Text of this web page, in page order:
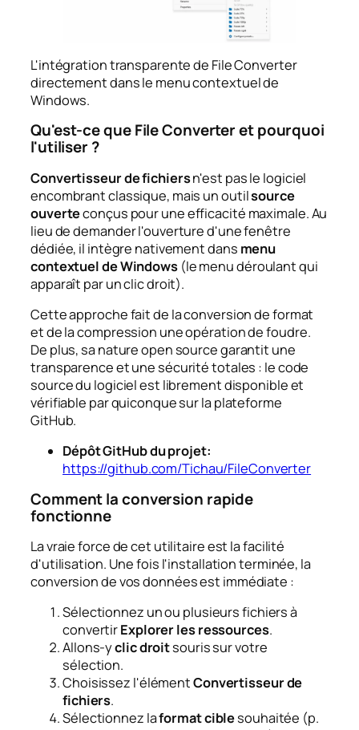
L'intégration transparente de File Converter
directement dans le menu contextuel de
Windows.
Qu'est-ce que File Converter et pourquoi
l'utiliser ?
Convertisseur de fichiersn'est pas le logiciel
encombrant classique, mais un outilsource
ouverteconçus pour une efficacité maximale. Au
lieu de demander l'ouverture d'une fenêtre
dédiée, il intègre nativement dans menu
contextuel de Windows(le menu déroulant qui
apparaît par un clic droit).
Cette approche fait de la conversion de format
et de la compression une opération de foudre.
De plus, sa nature open source garantit une
transparence et une sécurité totales : le code
source du logiciel est librement disponible et
vérifiable par quiconque sur la plateforme
GitHub.
Dépôt GitHub du projet:
https://github.com/Tichau/FileConverter
Comment la conversion rapide
fonctionne
La vraie force de cet utilitaire est la facilité
d'utilisation. Une fois l'installation terminée, la
conversion de vos données est immédiate :
Sélectionnez un ou plusieurs fichiers à
convertirExplorer les ressources.
Allons-yclic droitsouris sur votre
sélection.
Choisissez l'élémentConvertisseur de
fichiers.
Sélectionnez laformat ciblesouhaitée (p.